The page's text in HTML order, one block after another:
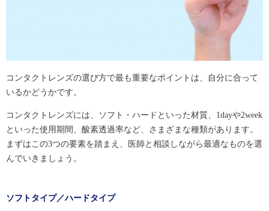
コンタクトレンズの選び方で最も重要なポイントは、自分に合って
いるかどうかです。
コンタクトレンズには、ソフト・ハードといった材質、1dayや2week
といった使用期間、酸素透過率など、さまざまな種類があります。
まずはこの3つの要素を踏まえ、医師と相談しながら最適なものを選
んでいきましょう。
ソフトタイプ／ハードタイプ